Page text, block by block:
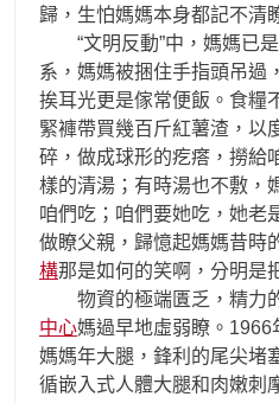
歸，生怕媽媽本身都記不清
“文明反動”中，媽媽已是
系，媽媽被捆住手指頭吊過
挨耳光更是傢常便飯。食糧
緊褲帶買幾百斤紅薯渣，以
碎，做成球形的疙瘩，撈給
樣的清湯；有時湯也不敷，
咱們吃；咱們要她吃，她老
做瞭父親，歸憶起媽媽昔時
構那是如何的笑啊，分明是
物資的極端匱乏，精力
中心媽過早地虛弱瞭。1966
媽媽年大腿，鋒利的尾尖堵
循嵌入式人體大腿和肉嫩刺